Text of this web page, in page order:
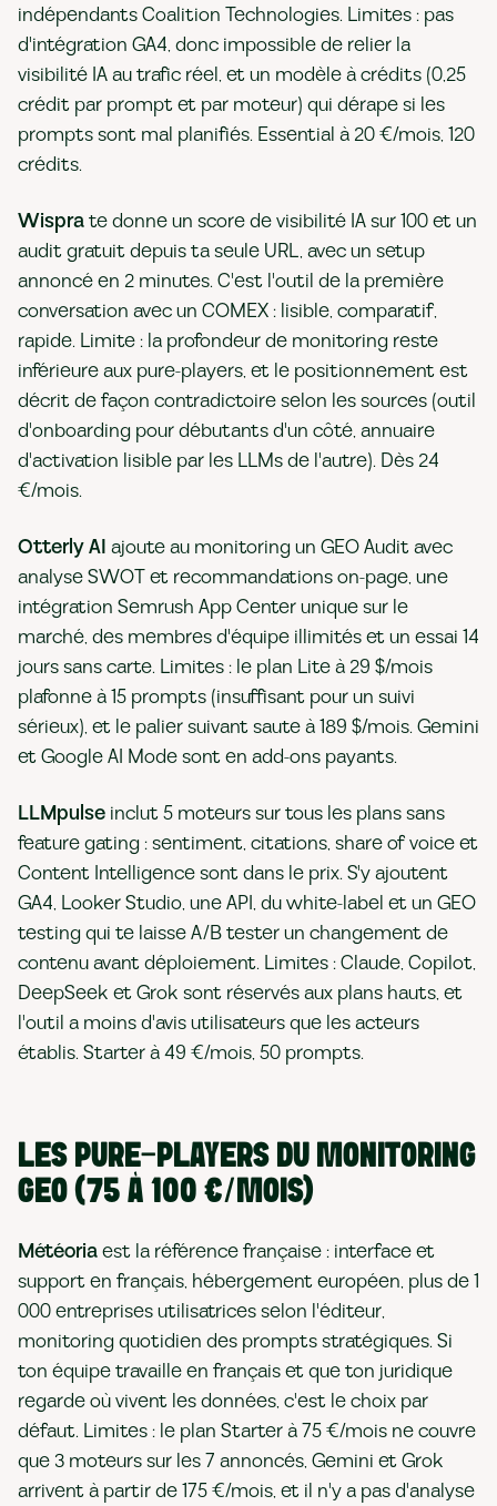
indépendants Coalition Technologies. Limites : pas
d'intégration GA4, donc impossible de relier la
visibilité IA au trafic réel, et un modèle à crédits (0,25
crédit par prompt et par moteur) qui dérape si les
prompts sont mal planifiés. Essential à 20 €/mois, 120
crédits.
Wisprate donne un score de visibilité IA sur 100 et un
audit gratuit depuis ta seule URL, avec un setup
annoncé en 2 minutes. C'est l'outil de la première
conversation avec un COMEX : lisible, comparatif,
rapide. Limite : la profondeur de monitoring reste
inférieure aux pure-players, et le positionnement est
décrit de façon contradictoire selon les sources (outil
d'onboarding pour débutants d'un côté, annuaire
d'activation lisible par les LLMs de l'autre). Dès 24
€/mois.
Otterly AI ajoute au monitoring un GEO Audit avec
analyse SWOT et recommandations on-page, une
intégration Semrush App Center unique sur le
marché, des membres d'équipe illimités et un essai 14
jours sans carte. Limites : le plan Lite à 29 $/mois
plafonne à 15 prompts (insuffisant pour un suivi
sérieux), et le palier suivant saute à 189 $/mois. Gemini
et Google AI Mode sont en add-ons payants.
LLMpulse inclut 5 moteurs sur tous les plans sans
feature gating : sentiment, citations, share of voice et
Content Intelligence sont dans le prix. S'y ajoutent
GA4, Looker Studio, une API, du white-label et un GEO
testing qui te laisse A/B tester un changement de
contenu avant déploiement. Limites : Claude, Copilot,
DeepSeek et Grok sont réservés aux plans hauts, et
l'outil a moins d'avis utilisateurs que les acteurs
établis. Starter à 49 €/mois, 50 prompts.
LES PURE-PLAYERS DU MONITORING
GEO (75 À 100 €/MOIS)
Météoriaest la référence française : interface et
support en français, hébergement européen, plus de 1
000 entreprises utilisatrices selon l'éditeur,
monitoring quotidien des prompts stratégiques. Si
ton équipe travaille en français et que ton juridique
regarde où vivent les données, c'est le choix par
défaut. Limites : le plan Starter à 75 €/mois ne couvre
que 3 moteurs sur les 7 annoncés, Gemini et Grok
arrivent à partir de 175 €/mois, et il n'y a pas d'analyse